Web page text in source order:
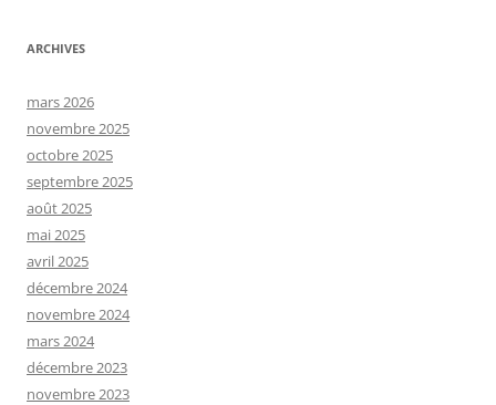
ARCHIVES
mars 2026
novembre 2025
octobre 2025
septembre 2025
août 2025
mai 2025
avril 2025
décembre 2024
novembre 2024
mars 2024
décembre 2023
novembre 2023